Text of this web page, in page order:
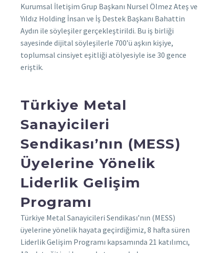
Kurumsal İletişim Grup Başkanı Nursel Ölmez Ateş ve
Yıldız Holding İnsan ve İş Destek Başkanı Bahattin
Aydın ile söyleşiler gerçekleştirildi. Bu iş birliği
sayesinde dijital söyleşilerle 700’ü aşkın kişiye,
toplumsal cinsiyet eşitliği atölyesiyle ise 30 gence
eriştik.
Türkiye Metal
Sanayicileri
Sendikası’nın (MESS)
Üyelerine Yönelik
Liderlik Gelişim
Programı
Türkiye Metal Sanayicileri Sendikası’nın (MESS)
üyelerine yönelik hayata geçirdiğimiz, 8 hafta süren
Liderlik Gelişim Programı kapsamında 21 katılımcı,